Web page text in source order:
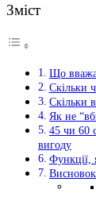
Зміст
Що
Скільки
Скільки
Як не
45 чи 60
вигоду
Функції,